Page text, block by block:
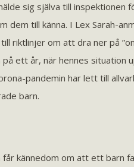
sig själva till
dem till känna. I Lex Sarah-
riktlinjer om att dra ner på
ett år, när hennes situation
pandemin har lett till
barn.
kännedom om att ett barn